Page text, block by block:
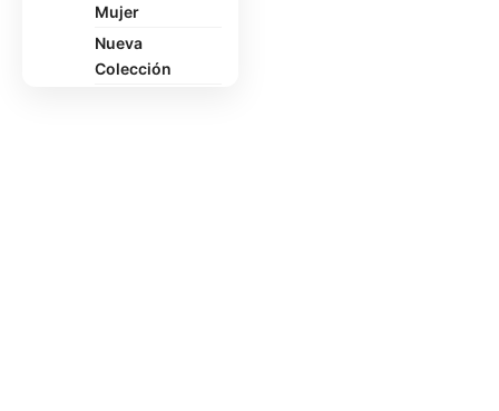
Mujer
Nueva
Colección